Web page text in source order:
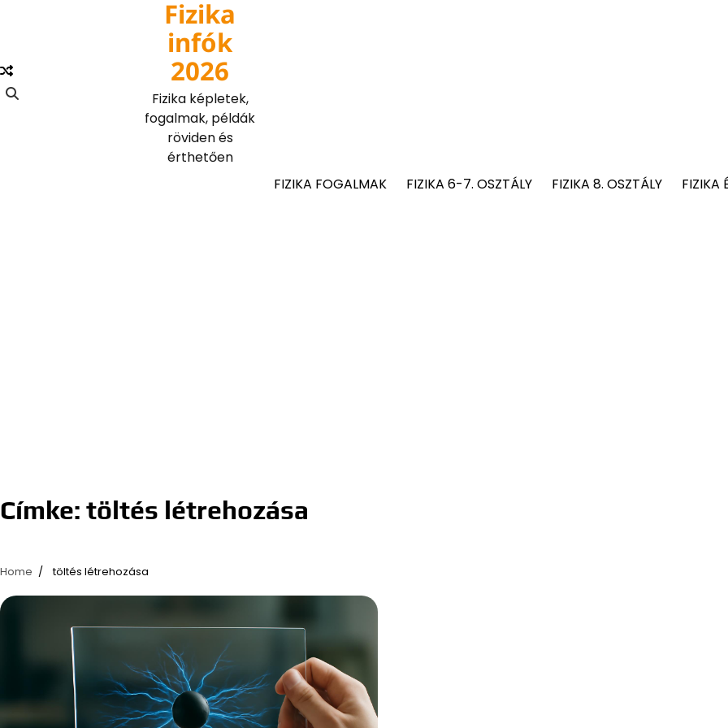
Fizika
infók
2026
Fizika képletek,
fogalmak, példák
röviden és
érthetően
FIZIKA FOGALMAK
FIZIKA 6-7. OSZTÁLY FIZIKA 8. OSZTÁLY FIZIKA
Címke: töltés létrehozása
Home töltés létrehozása